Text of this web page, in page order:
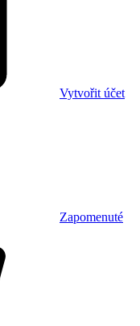
Vytvořit účet
Zapomenuté